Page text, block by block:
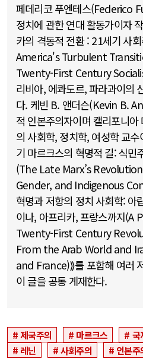
페데리코 푸엔테스(Federico
정치에 관한 연대 활동가이자
카의 격동적 전환 : 21세기 사
America's Turbulent
Twenty-First Century
리비아, 에콰도르, 파라과이의
다. 케빈 B. 앤더슨(Kevin B.
적 인본주의자이며 캘리포니
의 사회학, 정치학, 여성학 교
기 마르크스의 혁명적 길: 식민
(The Late Marx’s
Gender, and Indigenous
혁명과 저항의 정치 사회학: 아
이나, 아프리카, 프랑스까지
Twenty-First Century
From the Arab World and
and France)⟫를 포함해 여러
이 글을 공동 게재한다.
제국주의 마르크스 국
레닌
사회주의 인본주